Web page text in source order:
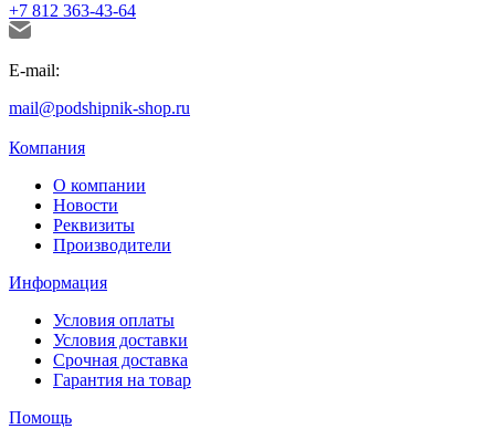
+7 812 363-43-64
E-mail:
mail@podshipnik-shop.ru
Компания
О компании
Новости
Реквизиты
Производители
Информация
Условия оплаты
Условия доставки
Срочная доставка
Гарантия на товар
Помощь